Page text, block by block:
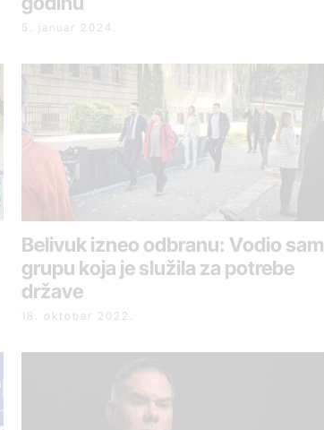
5. januar 2024.
Belivuk izneo odbranu: Vodio sam
grupu koja je služila za potrebe
države
18. oktobar 2022.